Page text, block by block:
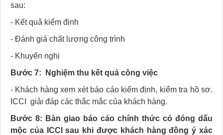
sau:
- Kết quả kiểm định
- Đánh giá chất lượng công trình
- Khuyến nghị
Bước 7: Nghiệm thu kết quả công việc
- Khách hàng xem xét báo cáo kiểm định, kiểm tra hồ sơ.
ICCI giải đáp các thắc mắc của khách hàng.
Bước 8: Bàn giao báo cáo chính thức có đóng dấu
mộc của ICCI sau khi được khách hàng đồng ý xác